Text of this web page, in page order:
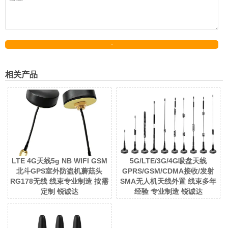
相关产品
LTE 4G天线5g NB WIFI GSM
北斗GPS室外防盗机蘑菇头
RG178无线 线束专业制造 按需
定制 锐诚达
5G/LTE/3G/4G吸盘天线
GPRS/GSM/CDMA接收/发射
SMA无人机天线外置 线束多年
经验 专业制造 锐诚达